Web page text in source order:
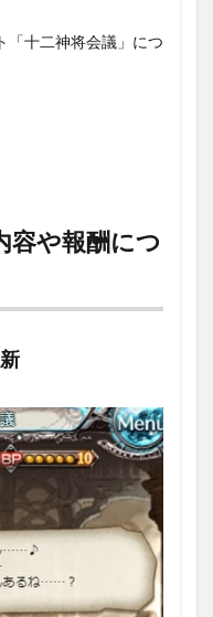
「十二神将会議」につ
容や報酬につ